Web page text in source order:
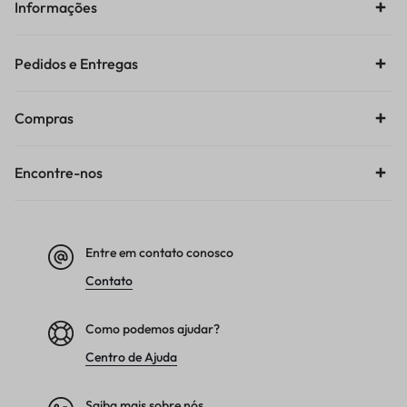
Informações
Pedidos e Entregas
Compras
Encontre-nos
Entre em contato conosco
Contato
Como podemos ajudar?
Centro de Ajuda